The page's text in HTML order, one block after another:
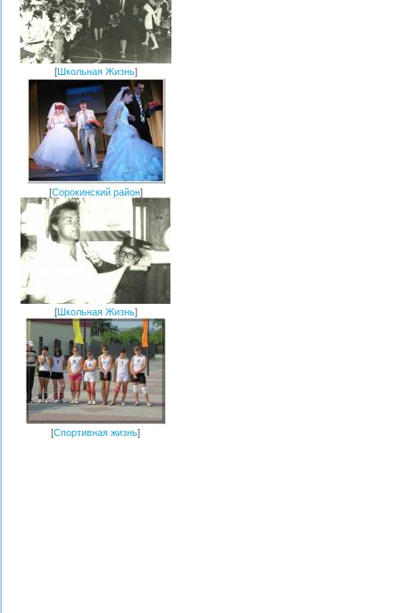
[Школьная Жизнь]
[Сорокинский район]
[Школьная Жизнь]
[Спортивная жизнь]